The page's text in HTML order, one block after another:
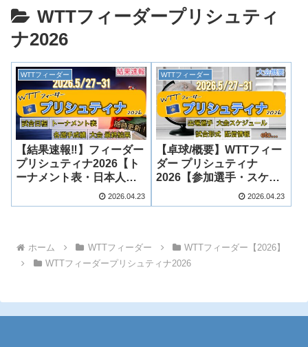
WTTフィーダープリシュティ
ナ2026
WTTフィーダー
【結果速報‼︎】フィーダー
プリシュティナ2026【ト
ーナメント表・日本人結
2026.04.23
WTTフィーダー
【卓球/概要】WTTフィー
ダー プリシュティナ
2026【参加選手・スケジ
2026.04.23
ホーム WTTフィーダー
WTTフィーダー【2026】
WTTフィーダープリシュティナ2026